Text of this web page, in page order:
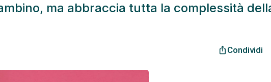
ma abbraccia tutta la complessità
ios_share Condividi